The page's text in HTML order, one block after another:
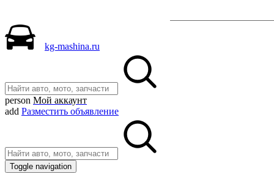
kg-mashina.ru
person Мой аккаунт
add Разместить объявление
Toggle navigation